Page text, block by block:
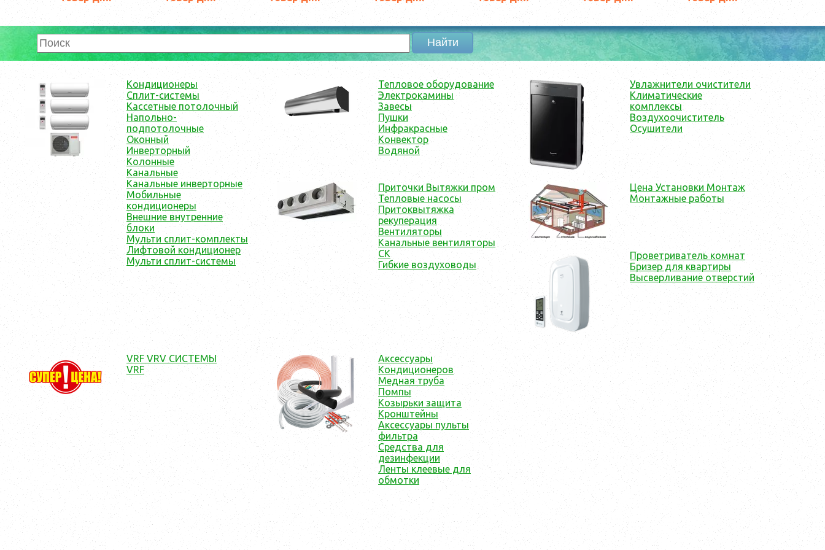
Кондиционеры
Сплит-системы
Кассетные потолочный
Напольно-
подпотолочные
Оконный
Инверторный
Колонные
Канальные
Канальные инверторные
Мобильные
кондиционеры
Внешние внутренние
блоки
Мульти cплит-комплекты
Лифтовой кондиционер
Мульти сплит-системы
Тепловое оборудование
Электрокамины
Завесы
Пушки
Инфракрасные
Конвектор
Водяной
Увлажнители очистители
Климатические
комплексы
Воздухоочиститель
Осушители
Приточки Вытяжки пром
Тепловые насосы
Притоквытяжка
рекуперация
Вентиляторы
Канальные вентиляторы
CK
Гибкие воздуховоды
Цена Установки Монтаж
Монтажные работы
Проветриватель комнат
Бризер для квартиры
Высверливание отверстий
VRF VRV СИСТЕМЫ
VRF
Аксессуары
Кондиционеров
Медная труба
Помпы
Козырьки защита
Кронштейны
Аксессуары пульты
фильтра
Средства для
дезинфекции
Ленты клеевые для
обмотки